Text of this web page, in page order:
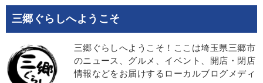
三郷ぐらしへようこそ
三郷ぐらしへようこそ！ここは埼玉県三郷市
のニュース、グルメ、イベント、開店・閉店
情報などをお届けするローカルブログメディ